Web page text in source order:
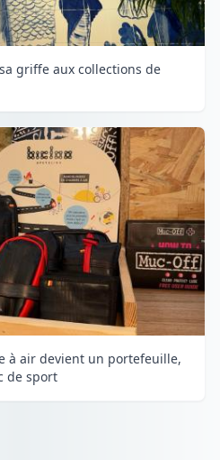
griffe aux collections de
à air devient un portefeuille,
de sport